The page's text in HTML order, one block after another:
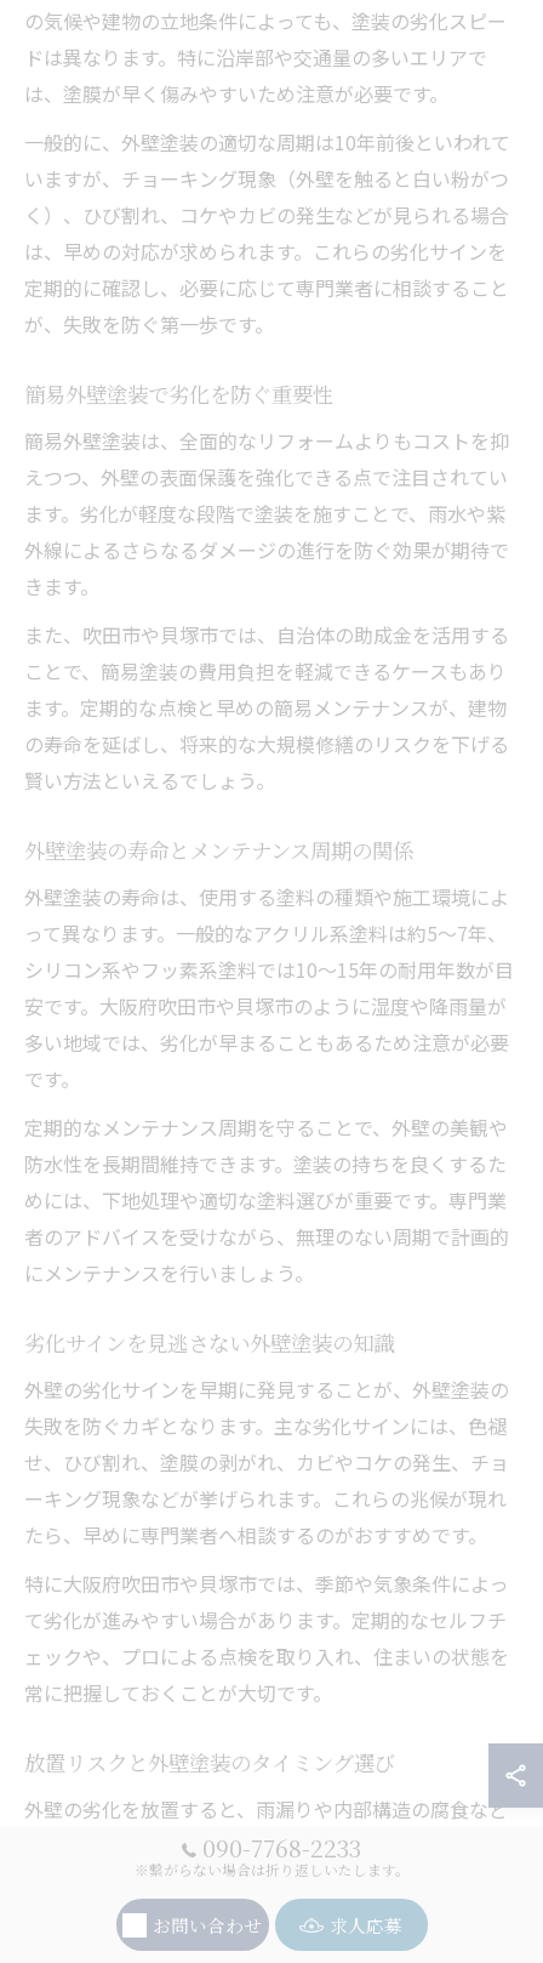
の気候や建物の立地条件によっても、塗装の劣化スピー
ドは異なります。特に沿岸部や交通量の多いエリアで
は、塗膜が早く傷みやすいため注意が必要です。
一般的に、外壁塗装の適切な周期は10年前後といわれて
いますが、チョーキング現象（外壁を触ると白い粉がつ
く）、ひび割れ、コケやカビの発生などが見られる場合
は、早めの対応が求められます。これらの劣化サインを
定期的に確認し、必要に応じて専門業者に相談すること
が、失敗を防ぐ第一歩です。
簡易外壁塗装で劣化を防ぐ重要性
簡易外壁塗装は、全面的なリフォームよりもコストを抑
えつつ、外壁の表面保護を強化できる点で注目されてい
ます。劣化が軽度な段階で塗装を施すことで、雨水や紫
外線によるさらなるダメージの進行を防ぐ効果が期待で
きます。
また、吹田市や貝塚市では、自治体の助成金を活用する
ことで、簡易塗装の費用負担を軽減できるケースもあり
ます。定期的な点検と早めの簡易メンテナンスが、建物
の寿命を延ばし、将来的な大規模修繕のリスクを下げる
賢い方法といえるでしょう。
外壁塗装の寿命とメンテナンス周期の関係
外壁塗装の寿命は、使用する塗料の種類や施工環境によ
って異なります。一般的なアクリル系塗料は約5～7年、
シリコン系やフッ素系塗料では10～15年の耐用年数が目
安です。大阪府吹田市や貝塚市のように湿度や降雨量が
多い地域では、劣化が早まることもあるため注意が必要
です。
定期的なメンテナンス周期を守ることで、外壁の美観や
防水性を長期間維持できます。塗装の持ちを良くするた
めには、下地処理や適切な塗料選びが重要です。専門業
者のアドバイスを受けながら、無理のない周期で計画的
にメンテナンスを行いましょう。
劣化サインを見逃さない外壁塗装の知識
外壁の劣化サインを早期に発見することが、外壁塗装の
失敗を防ぐカギとなります。主な劣化サインには、色褪
せ、ひび割れ、塗膜の剥がれ、カビやコケの発生、チョ
ーキング現象などが挙げられます。これらの兆候が現れ
たら、早めに専門業者へ相談するのがおすすめです。
特に大阪府吹田市や貝塚市では、季節や気象条件によっ
て劣化が進みやすい場合があります。定期的なセルフチ
ェックや、プロによる点検を取り入れ、住まいの状態を
常に把握しておくことが大切です。
放置リスクと外壁塗装のタイミング選び
外壁の劣化を放置すると、雨漏りや内部構造の腐食など
深刻なトラブルに発展するリスクがあります。特に木造
住宅の場合、外壁からの浸水が構造材の腐朽を招き、修
繕費用が大幅に増加することも少なくありません。
090-7768-2233
※繋がらない場合は折り返しいたします。
お問い合わせ 求人応募